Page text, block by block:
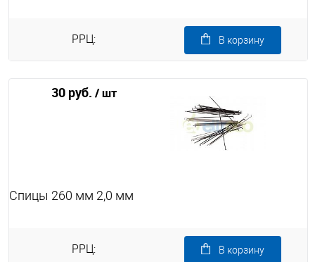
РРЦ:
30 руб. / шт
В корзину
Спицы 260 мм 2,0 мм
РРЦ: В корзину